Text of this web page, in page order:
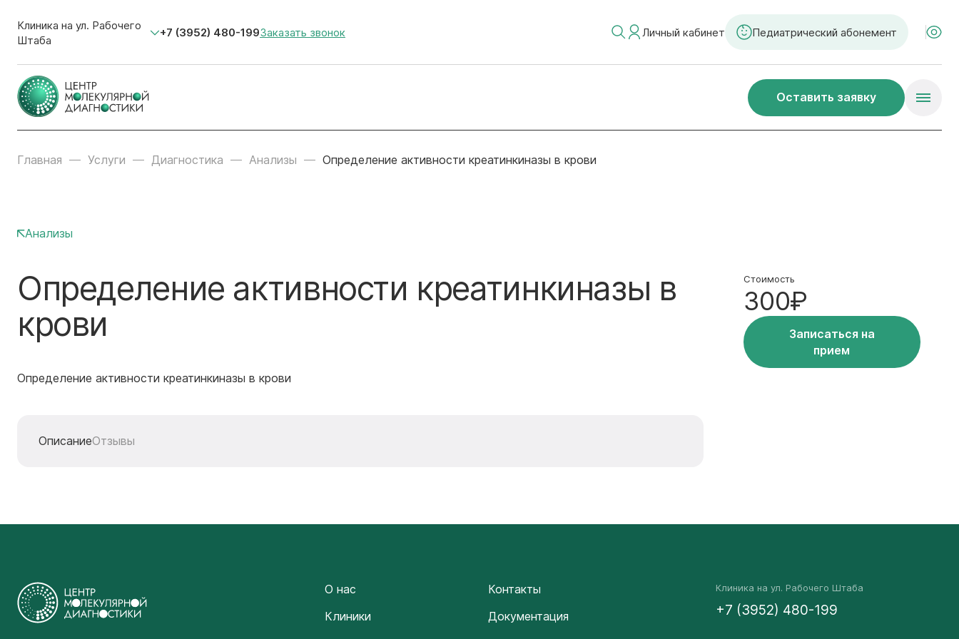
Клиника на ул. Рабочего
Штаба
+7 (3952) 480-199Заказать звонок Личный кабинет Педиатрический абонемент
Оставить заявку
Главная Услуги Диагностика Анализы Определение активности креатинкиназы в крови
Анализы
Определение активности креатинкиназы в
крови
Определение активности креатинкиназы в крови
ОписаниеОтзывы
Стоимость
300₽
Записаться на
прием
О нас
Клиники
Контакты
Документация
Клиника на ул. Рабочего Штаба
+7 (3952) 480-199